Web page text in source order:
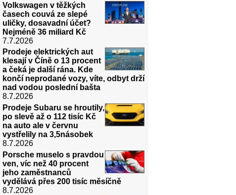
Volkswagen v těžkých
časech couvá ze slepé
uličky, dosavadní účet?
Nejméně 36 miliard Kč
7.7.2026
Prodeje elektrických aut
klesají v Číně o 13 procent
a čeká je další rána. Kde
končí neprodané vozy, víte, odbyt drží
nad vodou poslední bašta
8.7.2026
Prodeje Subaru se hroutily,
po slevě až o 112 tisíc Kč
na auto ale v červnu
vystřelily na 3,5násobek
8.7.2026
Porsche muselo s pravdou
ven, víc než 40 procent
jeho zaměstnanců
vydělává přes 200 tisíc měsíčně
8.7.2026